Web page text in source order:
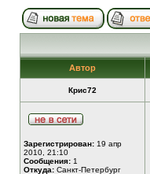
Автор
Крис72
Зарегистрирован: 19 апр
2010, 21:10
Сообщения: 1
Откуда: Санкт-Петербург